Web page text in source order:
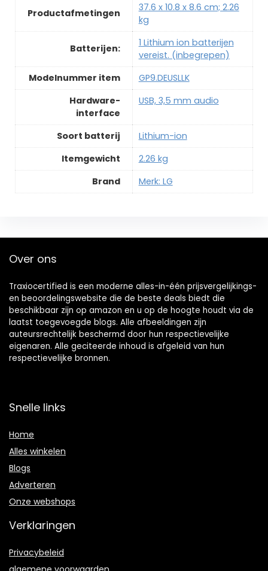
Productafmetingen
‎37.6 x 10.8 x 8.6 cm; 2.26
kg
Batterijen:
‎1 Lithium ion batterijen
vereist. (inbegrepen)
Modelnummer item
‎GP9.DEUSLLK
Hardware-
interface
‎USB, 3,5 mm audio
Soort batterij
‎Lithium-ion
Itemgewicht
‎2.26 kg
Brand
Merk: LG
Over ons
Traxiocertified is een moderne alles-in-één prijsvergelijkings-
en beoordelingswebsite die de beste deals biedt die
beschikbaar zijn op amazon en u op de hoogte houdt via de
laatst toegevoegde blogs. Alle afbeeldingen zijn
auteursrechtelijk beschermd door hun respectievelijke
eigenaren. Alle geciteerde inhoud is afgeleid van hun
respectievelijke bronnen.
Snelle links
Home
Alles winkelen
Blogs
Adverteren
Onze webshops
Verklaringen
Privacybeleid